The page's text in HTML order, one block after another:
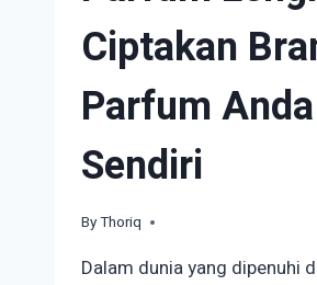
Ciptakan
Parfum Anda
Sendiri
ByThoriq
August 31, 2023
Dalam dunia yang dipenuhi